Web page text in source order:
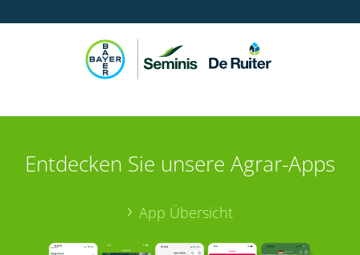
Entdecken Sie unsere Agrar-Apps
App Übersicht